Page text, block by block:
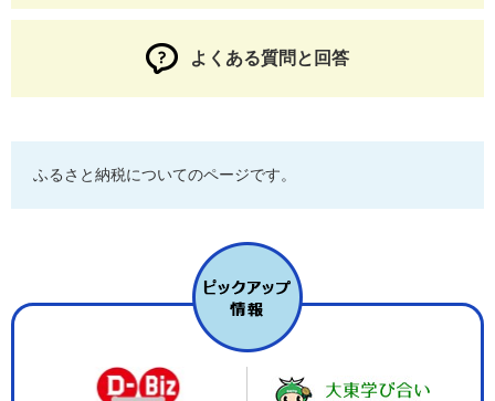
よくある質問と回答
ふるさと納税についてのページです。